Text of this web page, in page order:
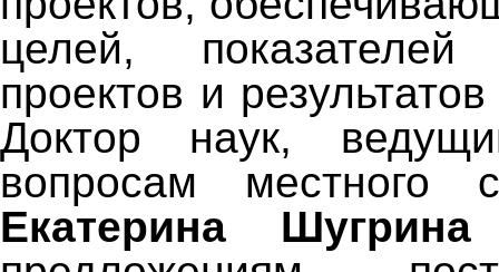
целей, показателей
проектов и
Доктор наук,
вопросам местного
Екатерина Шугрина